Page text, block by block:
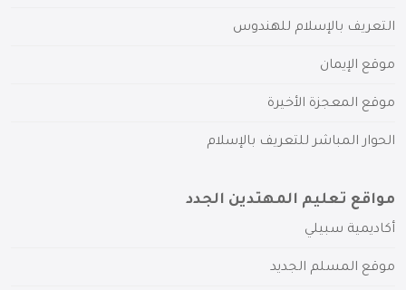
التعريف بالإسلام للهندوس
موقع الإيمان
موقع المعجزة الأخيرة
الحوار المباشر للتعريف بالإسلام
مواقع تعليم المهتدين الجدد
أكاديمية سبيلي
موقع المسلم الجديد